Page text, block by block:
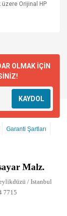
üzere Orijinal HP
OLMAK İÇİN
KAYDOL
Garanti Şartları
Malz.
/ Istanbul
7715